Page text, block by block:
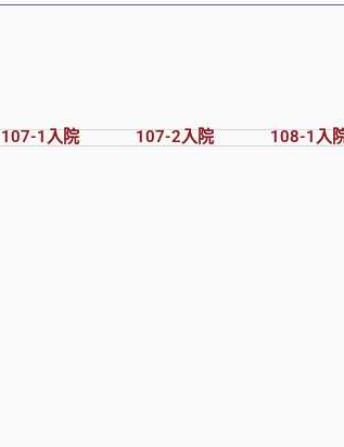
107-1入院 107-2入院 108-1入